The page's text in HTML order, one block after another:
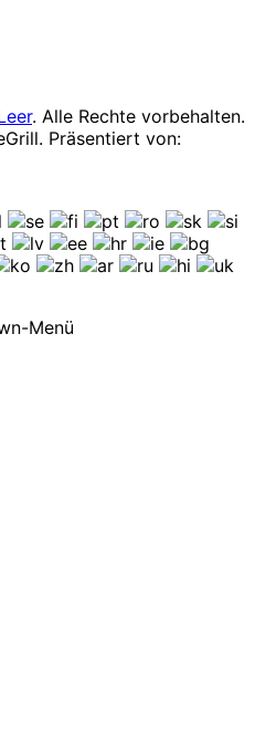
. Alle Rechte vorbehalten.
Präsentiert von: